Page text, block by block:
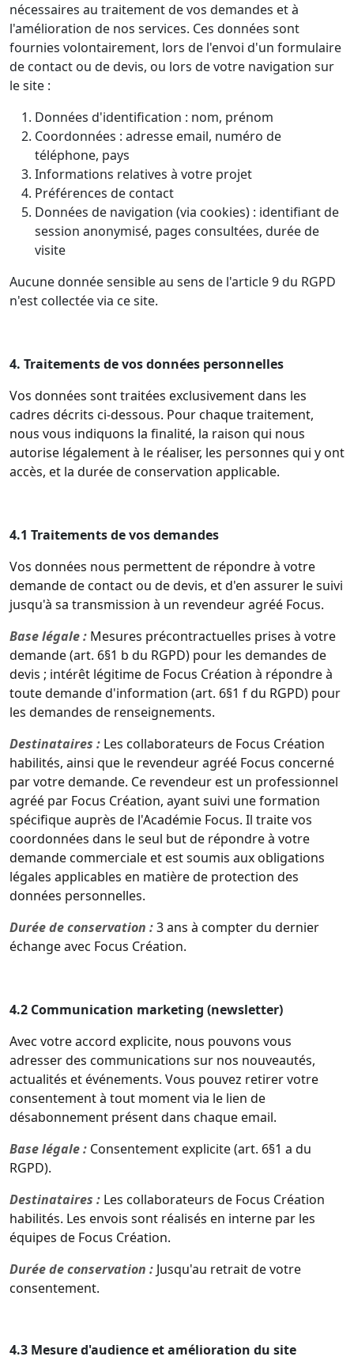
nécessaires au traitement de vos demandes et à
l'amélioration de nos services. Ces données sont
fournies volontairement, lors de l'envoi d'un formulaire
de contact ou de devis, ou lors de votre navigation sur
le site :
Données d'identification : nom, prénom
Coordonnées : adresse email, numéro de
téléphone, pays
Informations relatives à votre projet
Préférences de contact
Données de navigation (via cookies) : identifiant de
session anonymisé, pages consultées, durée de
visite
Aucune donnée sensible au sens de l'article 9 du RGPD
n'est collectée via ce site.
4. Traitements de vos données personnelles
Vos données sont traitées exclusivement dans les
cadres décrits ci-dessous. Pour chaque traitement,
nous vous indiquons la finalité, la raison qui nous
autorise légalement à le réaliser, les personnes qui y ont
accès, et la durée de conservation applicable.
4.1 Traitements de vos demandes
Vos données nous permettent de répondre à votre
demande de contact ou de devis, et d'en assurer le suivi
jusqu'à sa transmission à un revendeur agréé Focus.
Base légale : Mesures précontractuelles prises à votre
demande (art. 6§1 b du RGPD) pour les demandes de
devis ; intérêt légitime de Focus Création à répondre à
toute demande d'information (art. 6§1 f du RGPD) pour
les demandes de renseignements.
Destinataires : Les collaborateurs de Focus Création
habilités, ainsi que le revendeur agréé Focus concerné
par votre demande. Ce revendeur est un professionnel
agréé par Focus Création, ayant suivi une formation
spécifique auprès de l'Académie Focus. Il traite vos
coordonnées dans le seul but de répondre à votre
demande commerciale et est soumis aux obligations
légales applicables en matière de protection des
données personnelles.
Durée de conservation :3 ans à compter du dernier
échange avec Focus Création.
4.2 Communication marketing (newsletter)
Avec votre accord explicite, nous pouvons vous
adresser des communications sur nos nouveautés,
actualités et événements. Vous pouvez retirer votre
consentement à tout moment via le lien de
désabonnement présent dans chaque email.
Base légale : Consentement explicite (art. 6§1 a du
RGPD).
Destinataires : Les collaborateurs de Focus Création
habilités. Les envois sont réalisés en interne par les
équipes de Focus Création.
Durée de conservation : Jusqu'au retrait de votre
consentement.
4.3 Mesure d'audience et amélioration du site